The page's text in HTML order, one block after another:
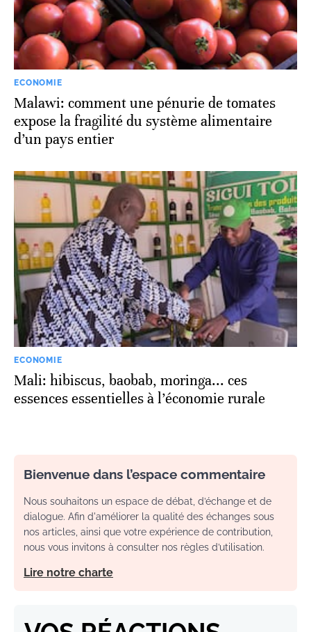
ECONOMIE
Malawi: comment une pénurie de tomates
expose la fragilité du système alimentaire
d’un pays entier
ECONOMIE
Mali: hibiscus, baobab, moringa... ces
essences essentielles à l’économie rurale
Bienvenue dans l’espace commentaire
Nous souhaitons un espace de débat, d’échange et de
dialogue. Afin d'améliorer la qualité des échanges sous
nos articles, ainsi que votre expérience de contribution,
nous vous invitons à consulter nos règles d’utilisation.
Lire notre charte